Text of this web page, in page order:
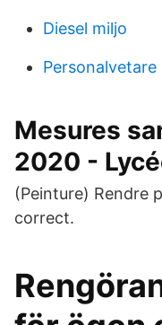
Diesel miljo
Personalvetare
Mesures
2020 -
(Peinture) Rendre
correct.